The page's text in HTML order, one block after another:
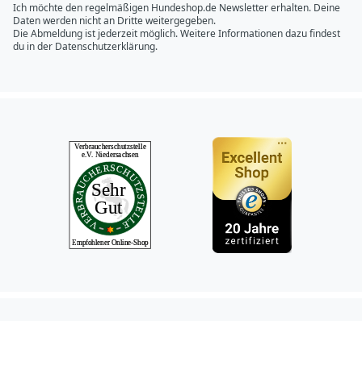
Ich möchte den regelmäßigen Hundeshop.de Newsletter erhalten. Deine
Daten werden nicht an Dritte weitergegeben.
Die Abmeldung ist jederzeit möglich. Weitere Informationen dazu findest
du in der Datenschutzerklärung.